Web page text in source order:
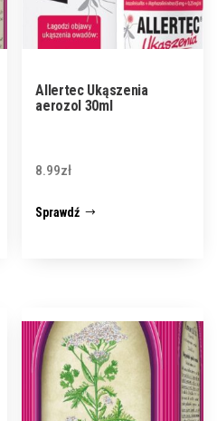
Allertec Ukąszenia
aerozol 30ml
8.99zł
Sprawdź